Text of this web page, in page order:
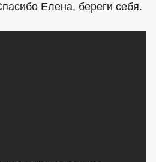
Елена, береги себя.